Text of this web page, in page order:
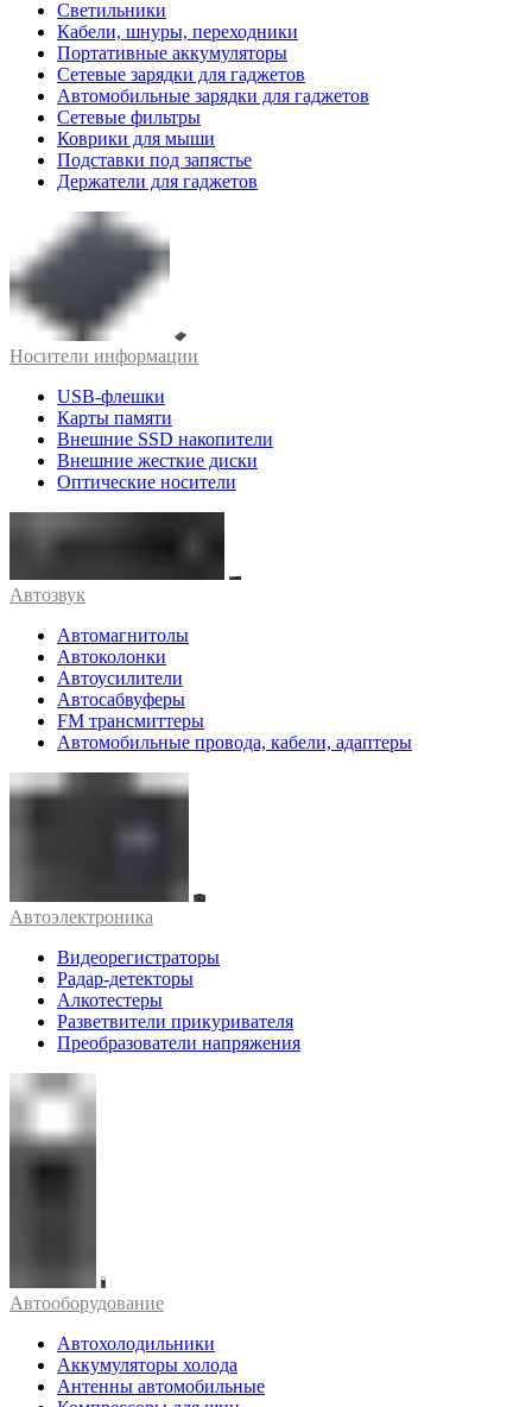
Светильники
Кабели, шнуры, переходники
Портативные аккумуляторы
Сетевые зарядки для гаджетов
Автомобильные зарядки для гаджетов
Сетевые фильтры
Коврики для мыши
Подставки под запястье
Держатели для гаджетов
Носители информации
USB-флешки
Карты памяти
Внешние SSD накопители
Внешние жесткие диски
Оптические носители
Автозвук
Автомагнитолы
Автоколонки
Автоусилители
Автосабвуферы
FM трансмиттеры
Автомобильные провода, кабели, адаптеры
Автоэлектроника
Видеорегистраторы
Радар-детекторы
Алкотестеры
Разветвители прикуривателя
Преобразователи напряжения
Автооборудование
Автохолодильники
Аккумуляторы холода
Антенны автомобильные